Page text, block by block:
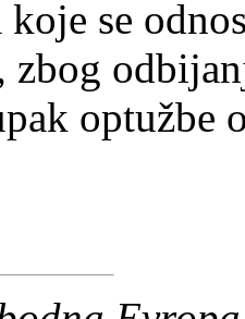
koje se
optužbe